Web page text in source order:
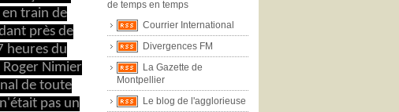
de temps en temps
Courrier International
Divergences FM
La Gazette de
Montpellier
Le blog de l'agglorieuse
en train de
près de
heures du
Roger Nimier
de toute
pas un